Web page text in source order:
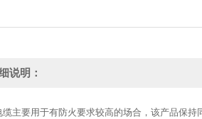
说明：
缆主要用于有防火要求较高的场合，该产品保